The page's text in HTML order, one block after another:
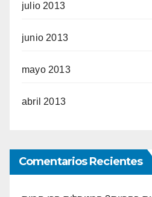
julio 2013
junio 2013
mayo 2013
abril 2013
Comentarios Recientes